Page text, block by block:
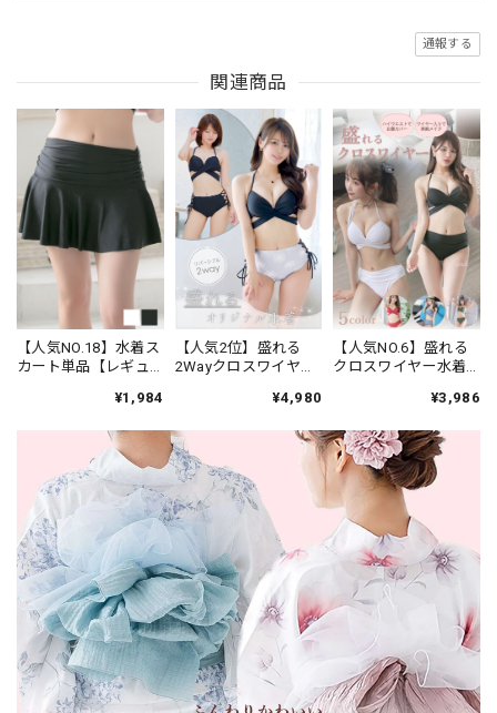
通報する
関連商品
【人気NO.18】水着ス
カート単品【レギュ
¥1,984
【人気2位】盛れる
2Wayクロスワイヤー
¥4,980
【人気NO.6】盛れる
クロスワイヤー水着
カーキ/ブルー/レッ
¥3,986